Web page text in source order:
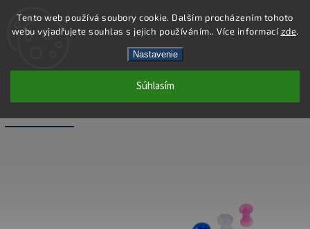
Tento web používá soubory cookie. Dalším procházením tohoto
webu vyjadřujete souhlas s jejich používáním.. Více informacízde.
Nastavenie
Súhlasím
Hľadať
PC43-8 - PIERCING TUNEL - ZELENÁ -